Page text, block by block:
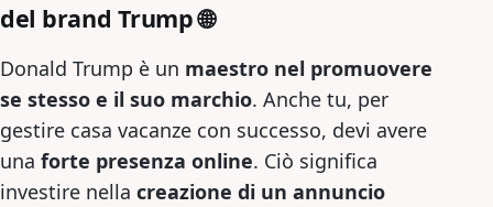
del brand Trump 🌐
Donald Trump è un maestro nel promuovere
se stesso e il suo marchio. Anche tu, per
gestire casa vacanze con successo, devi avere
una forte presenza online. Ciò significa
investire nella creazione di un annuncio